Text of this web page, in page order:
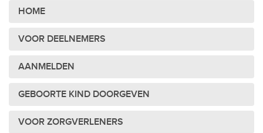
HOME
VOOR DEELNEMERS
AANMELDEN
GEBOORTE KIND DOORGEVEN
VOOR ZORGVERLENERS